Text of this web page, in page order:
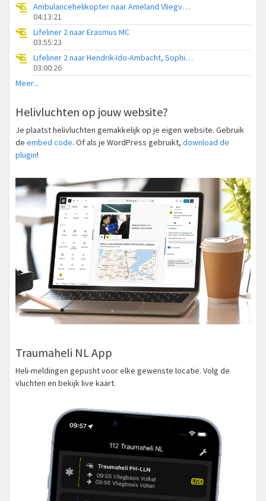
Ambulancehelikopter naar Ameland Vliegveld Ballum
04:13:21
Lifeliner 2 naar Erasmus MC
03:55:23
Lifeliner 2 naar Hendrik-Ido-Ambacht, Sophiapark-West
03:00:26
Meer...
Helivluchten op jouw website?
Je plaatst helivluchten gemakkelijk op je eigen website. Gebruik
de embed code. Of als je WordPress gebruikt, download de
plugin!
Traumaheli NL App
Heli-meldingen gepusht voor elke gewenste locatie. Volg de
vluchten en bekijk live kaart.